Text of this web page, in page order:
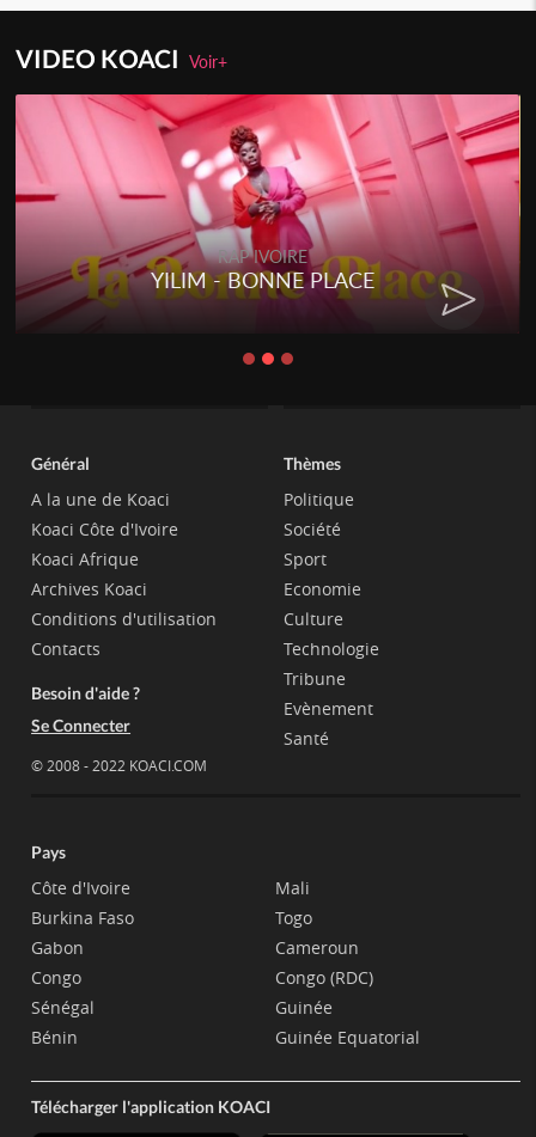
VIDEO KOACIVoir+
RAP IVOIRE
YILIM - BONNE PLACE
Général
A la une de Koaci
Koaci Côte d'Ivoire
Koaci Afrique
Archives Koaci
Conditions d'utilisation
Contacts
Besoin d'aide ?
Se Connecter
© 2008 - 2022 KOACI.COM
Thèmes
Politique
Société
Sport
Economie
Culture
Technologie
Tribune
Evènement
Santé
Pays
Côte d'Ivoire
Burkina Faso
Gabon
Congo
Sénégal
Bénin
Mali
Togo
Cameroun
Congo (RDC)
Guinée
Guinée Equatorial
Télécharger l'application KOACI